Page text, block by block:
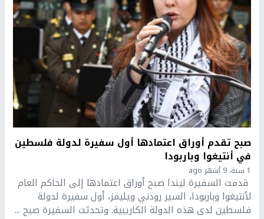
صبح تقدم أوراق اعتمادها أول سفيرة لدولة فلسطين
في أنتيغوا وباربودا
1 سنة، 9 أشهر ago
قدمت السفيرة ليندا صبح أوراق اعتمادها إلى الحاكم العام
لأنتيغوا وباربودا، السير رودني ويليمز، أول سفيرة لدولة
فلسطين لدى هذه الدولة الكاريبية. وتحدثت السفيرة صبح ...